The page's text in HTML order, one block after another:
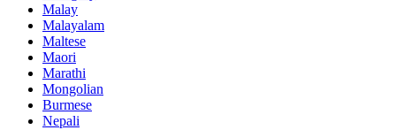
Malay
Malayalam
Maltese
Maori
Marathi
Mongolian
Burmese
Nepali